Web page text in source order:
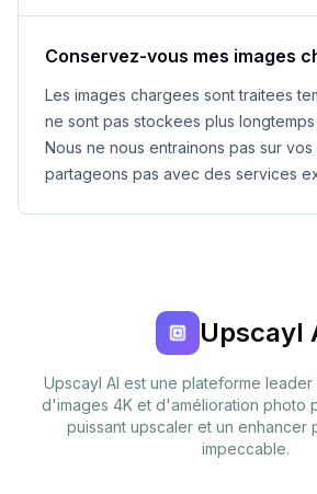
Conservez-vous mes images
Les images chargees sont traitees
ne sont pas stockees plus
Nous ne nous entrainons pas sur
partageons pas avec des services
Upscayl
Upscayl AI est une plateforme
d'images 4K et d'amélioration photo
puissant upscaler et un enhancer
impeccable.